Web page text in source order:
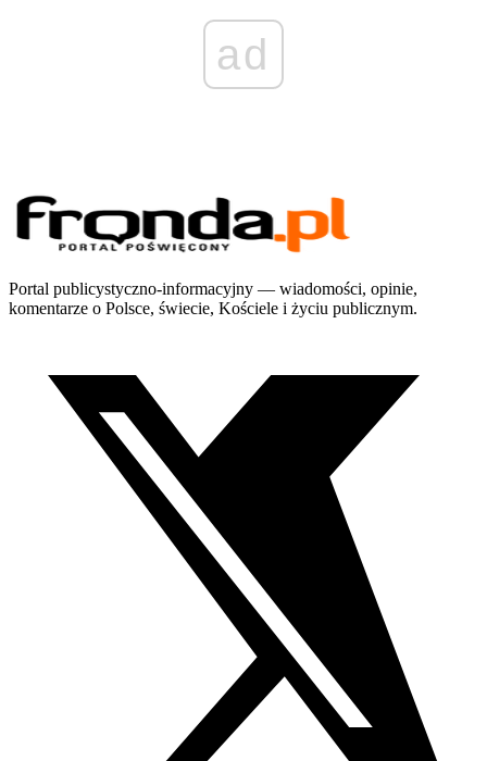
ad
Portal publicystyczno-informacyjny — wiadomości, opinie,
komentarze o Polsce, świecie, Kościele i życiu publicznym.